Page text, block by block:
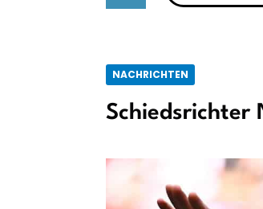
NACHRICHTEN
Schiedsrichter